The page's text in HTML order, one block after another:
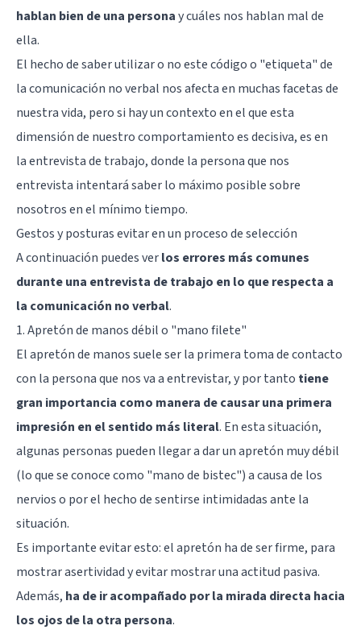
hablan bien de una personay cuáles nos hablan mal de
ella.
El hecho de saber utilizar o no este código o "etiqueta" de
la comunicación no verbal nos afecta en muchas facetas de
nuestra vida, pero si hay un contexto en el que esta
dimensión de nuestro comportamiento es decisiva, es en
laentrevista de trabajo, donde la persona que nos
entrevista intentará saber lo máximo posible sobre
nosotros en el mínimo tiempo.
Gestos y posturas evitar en un proceso de selección
A continuación puedes verlos errores más comunes
durante una entrevista de trabajo en lo que respecta a
la comunicación no verbal.
1. Apretón de manos débil o "mano filete"
El apretón de manos suele ser la primera toma de contacto
con la persona que nos va a entrevistar, y por tanto tiene
gran importancia como manera de causar una primera
impresión en el sentido más literal. En esta situación,
algunas personas pueden llegar a dar un apretón muy débil
(lo que se conoce como "mano de bistec") a causa de los
nervios o por el hecho de sentirse intimidadas ante la
situación.
Es importante evitar esto: el apretón ha de ser firme, para
mostrar asertividad y evitar mostrar una actitud pasiva.
Además, ha de ir acompañado por la mirada directa hacia
los ojos de la otra persona.